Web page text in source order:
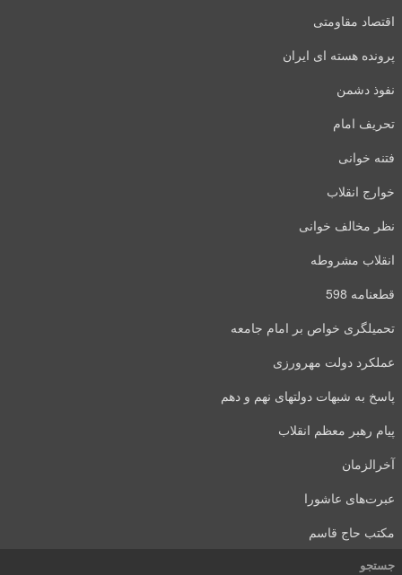
اقتصاد مقاومتی
پرونده هسته ای ایران
نفوذ دشمن
تحریف امام
فتنه خوانی
خوارج انقلاب
نظر مخالف خوانی
انقلاب مشروطه
قطعنامه 598
تحمیلگری خواص بر امام جامعه
عملکرد دولت مهرورزی
پاسخ به شبهات دولتهای نهم و دهم
پیام رهبر معظم انقلاب
آخرالزمان
عبرت‌های عاشورا
مکتب حاج قاسم
جستجو